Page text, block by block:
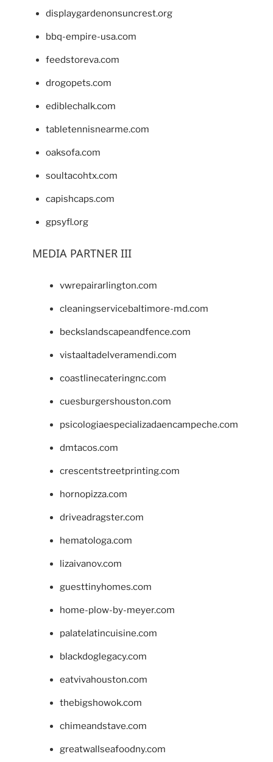
displaygardenonsuncrest.org
bbq-empire-usa.com
feedstoreva.com
drogopets.com
ediblechalk.com
tabletennisnearme.com
oaksofa.com
soultacohtx.com
capishcaps.com
gpsyfl.org
MEDIA PARTNER III
vwrepairarlington.com
cleaningservicebaltimore-md.com
beckslandscapeandfence.com
vistaaltadelveramendi.com
coastlinecateringnc.com
cuesburgershouston.com
psicologiaespecializadaencampeche.com
dmtacos.com
crescentstreetprinting.com
hornopizza.com
driveadragster.com
hematologa.com
lizaivanov.com
guesttinyhomes.com
home-plow-by-meyer.com
palatelatincuisine.com
blackdoglegacy.com
eatvivahouston.com
thebigshowok.com
chimeandstave.com
greatwallseafoodny.com